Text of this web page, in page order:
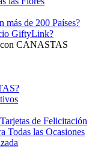
más de 200 Países?
GiftyLink?
con CANASTAS
de Felicitación
Todas las Ocasiones